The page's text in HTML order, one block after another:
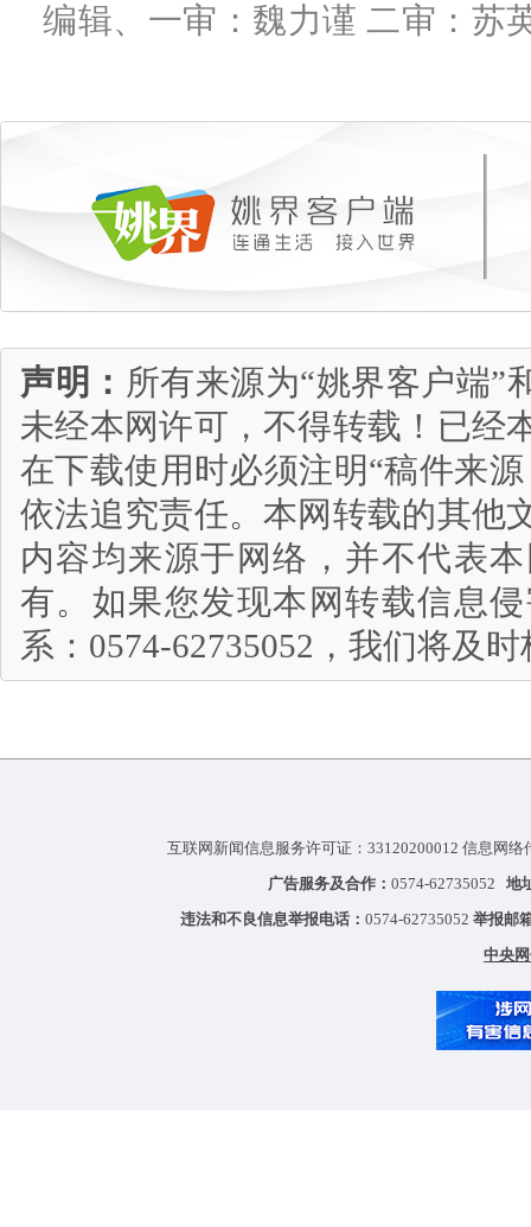
编辑、一审：魏力谨 二审：苏
声明： 所有来源为“姚界客户端”
未经本网许可，不得转载！已经
在下载使用时必须注明“稿件来
依法追究责任。本网转载的其他
内容均来源于网络，并不代表
有。如果您发现本网转载信息
系：0574-62735052，我们将及
互联网新闻信息服务许可证：33120200012 信息网
广告服务及合作： 0574-62735052 地
违法和不良信息举报电话： 0574-62735052 举报邮
中央